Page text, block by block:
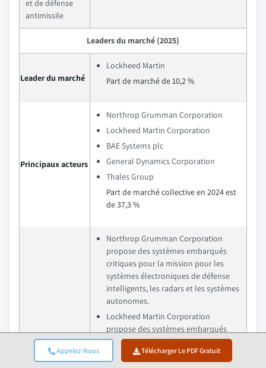
Appelez-Nous Télécharger Le PDF Gratuit
et de défense
antimissile
Leaders du marché (2025)
Leader du marché
Lockheed Martin
Part de marché de 10,2 %
Principaux acteurs
Northrop Grumman Corporation
Lockheed Martin Corporation
BAE Systems plc
General Dynamics Corporation
Thales Group
Part de marché collective en 2024 est
de 37,3 %
Avantage
Northrop Grumman Corporation
propose des systèmes embarqués
critiques pour la mission pour les
systèmes électroniques de défense
intelligents, les radars et les systèmes
autonomes.
Lockheed Martin Corporation
propose des systèmes embarqués
hautement avancés intégrés avec une
forte intégration de systèmes et une